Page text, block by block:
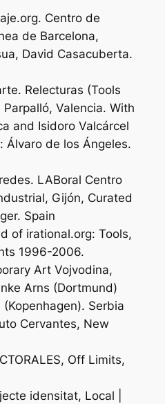
Centro de
de Barcelona,
David Casacuberta.
Relecturas (Tools
Valencia. With
and Isidoro Valcárcel
Álvaro de los Ángeles.
LABoral Centro
Gijón, Curated
Spain
of irational.org: Tools,
1996-2006.
Art Vojvodina,
Arns (Dortmund)
Serbia
Cervantes, New
Off Limits,
idensitat, Local |